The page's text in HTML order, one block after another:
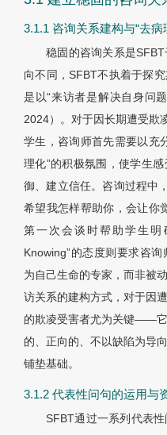
3.1.1 咨询关系建构与“去病
稳固的咨询关系是
向不同，SFBT不执着于探
是以“来访者是解决自身问
2024）。对于因长期遭受欺
学生，咨询师首先需要以充
理化”的积极氛围，使学生
御、建立信任。咨询过程中
希望我怎样帮助你，会让你
第一次会谈时帮助学生明
Knowing”的态度则要求咨
为自己生命的专家，而非被
访关系的建构方式，对于因
的欺凌受害者尤为关键——
的、正向的、不以缺陷为导
铺垫基础。
3.1.2 代表性问句的运用与
SFBT通过一系列代表